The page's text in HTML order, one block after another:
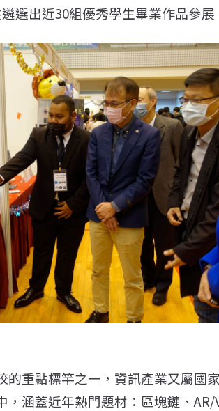
選出近30組優秀學生畢業作品參展
的重點標竿之一，資訊產業又屬國
涵蓋近年熱門題材：區塊鏈、AR/